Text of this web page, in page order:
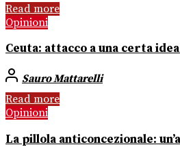
Read more
Opinioni
Ceuta: attacco a una certa
Sauro Mattarelli
Read more
Opinioni
La pillola anticoncezionale: